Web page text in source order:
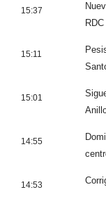
15:37
RDC
15:11
15:01
14:55
14:53